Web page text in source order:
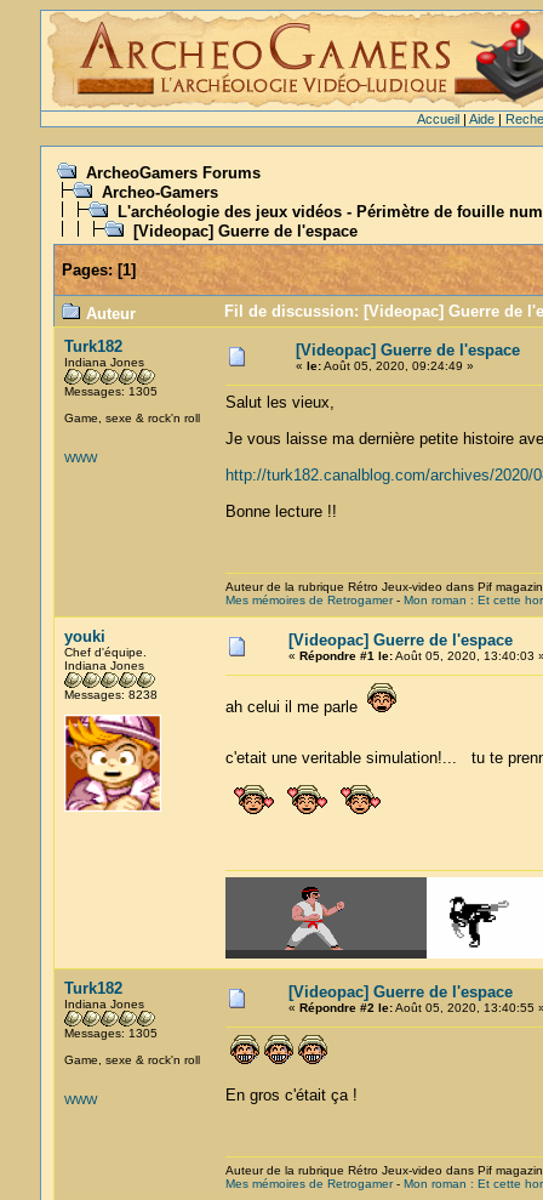
Accueil| Aide|
ArcheoGamers Forums
Archeo-Gamers
L'archéologie des jeux vidéos - Périmètre de fouille
[Videopac] Guerre de l'espace
Pages:[1]
Auteur
Fil de discussion: [Videopac] Guerre de
Turk182
Indiana Jones
Messages: 1305
Game, sexe & rock'n roll
WWW
[Videopac] Guerre de l'espace
« le:Août 05, 2020, 09:24:49 »
Salut les vieux,
Je vous laisse ma dernière petite histoire
http://turk182.canalblog.com/archives/2020/
Bonne lecture !!
Auteur de la rubrique Rétro Jeux-video dans Pif
Mes mémoires de Retrogamer- Mon roman : Et cette
youki
Chef d'équipe.
Indiana Jones
Messages: 8238
[Videopac] Guerre de l'espace
« Répondre #1 le:Août 05, 2020, 13:40:03
ah celui il me parle
c'etait une veritable simulation!... tu te
Turk182
Indiana Jones
Messages: 1305
Game, sexe & rock'n roll
WWW
[Videopac] Guerre de l'espace
« Répondre #2 le:Août 05, 2020, 13:40:55
En gros c'était ça !
Auteur de la rubrique Rétro Jeux-video dans Pif
Mes mémoires de Retrogamer- Mon roman : Et cette